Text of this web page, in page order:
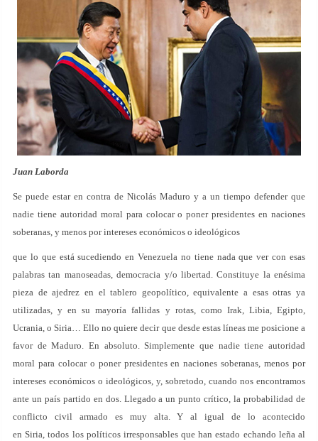
Juan Laborda
Se puede estar en contra de Nicolás Maduro y a un tiempo defender que
nadie tiene autoridad moral para colocar o poner presidentes en naciones
soberanas, y menos por intereses económicos o ideológicos
que lo que está sucediendo en Venezuela no tiene nada que ver con esas
palabras tan manoseadas, democracia y/o libertad. Constituye la enésima
pieza de ajedrez en el tablero geopolítico, equivalente a esas otras ya
utilizadas, y en su mayoría fallidas y rotas, como Irak, Libia, Egipto,
Ucrania, o Siria… Ello no quiere decir que desde estas líneas me posicione a
favor de Maduro. En absoluto. Simplemente que nadie tiene autoridad
moral para colocar o poner presidentes en naciones soberanas, menos por
intereses económicos o ideológicos, y, sobretodo, cuando nos encontramos
ante un país partido en dos. Llegado a un punto crítico, la probabilidad de
conflicto civil armado es muy alta. Y al igual de lo acontecido
en Siria, todos los políticos irresponsables que han estado echando leña al